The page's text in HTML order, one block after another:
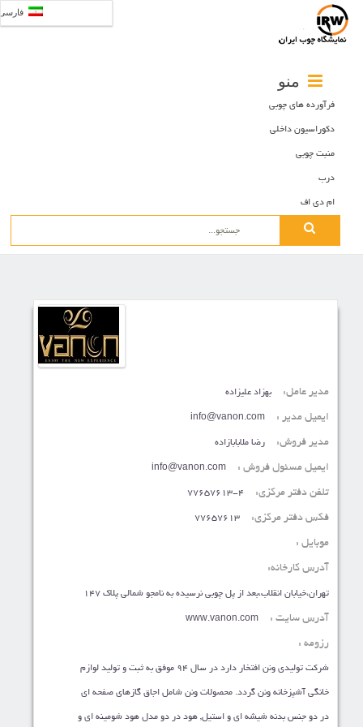
منو
فرآورده های چوبی
دکوراسیون داخلی
منبت چوبی
درب
ام دی اف
Search
مدیر عامل: بهزاد علیزاده
ایمیل مدیر : info@vanon.com
مدیر فروش: رضا ملابابازاده
ایمیل مسئول فروش : info@vanon.com
تلفن دفتر مرکزی: 77657613-4
فکس دفتر مرکزی: 77657613
موبایل :
آدرس کارخانه:
تهران،خیابان انقلاب،بعد از پل چوبی نرسیده به نامجو شمالی پلاک 147
آدرس سایت : www.vanon.com
رزومه :
شرکت تولیدی ونن افتخار دارد در سال ۹۴ موفق به ثبت و تولید لوازم
خانگی آشپزخانه ونن گردد. محصولات ونن شامل اجاق گازهای صفحه­ ای
در دو جنس بدنه شیشه­ ای و استیل, هود در دو مدل هود شومینه­ ای و